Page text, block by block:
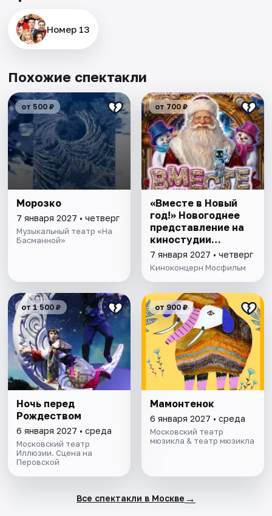
Номер 13
Похожие спектакли
от 500 ₽
Морозко
7 января 2027 • четверг
Музыкальный театр «На
Басманной»
от 700 ₽
«Вместе в Новый
год!» Новогоднее
представление на
киностудии
«Мосфильм»
7 января 2027 • четверг
Киноконцерн Мосфильм
от 1 500 ₽
Ночь перед
Рождеством
6 января 2027 • среда
Московский театр
Иллюзии. Сцена на
Перовской
от 900 ₽
Мамонтенок
6 января 2027 • среда
Московский театр
мюзикла & театр мюзикла
Все спектакли в Москве →